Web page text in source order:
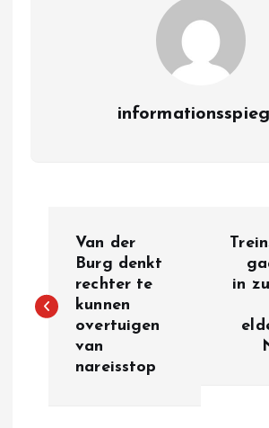
s
Van der
Burg denkt
rechter te
kunnen
overtuigen
van
nareisstop
in